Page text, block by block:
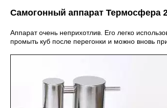
Самогонный аппарат Термосфера
Аппарат очень неприхотлив. Его легко
промыть куб после перегонки и можно вновь